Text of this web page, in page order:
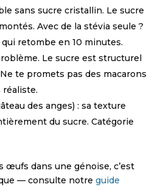
sans sucre cristallin. Le sucre
Avec de la stévia seule ?
retombe en 10 minutes.
Le sucre est structurel
te promets pas des macarons
réaliste.
des anges) : sa texture
du sucre. Catégorie
œufs dans une génoise, c’est
— consulte notreguide